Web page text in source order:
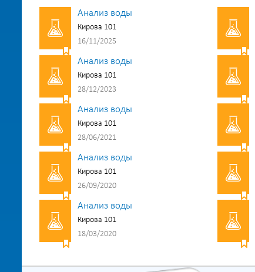
Анализ воды
Кирова 101
16/11/2025
Анализ воды
Кирова 101
28/12/2023
Анализ воды
Кирова 101
28/06/2021
Анализ воды
Кирова 101
26/09/2020
Анализ воды
Кирова 101
18/03/2020